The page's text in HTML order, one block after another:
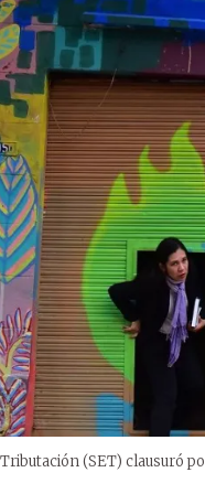
(SET) clausuró